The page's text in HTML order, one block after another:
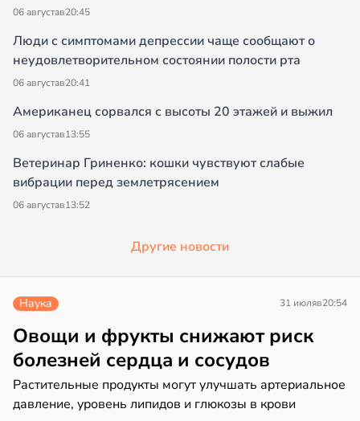
06 августав20:45
Люди с симптомами депрессии чаще сообщают о
неудовлетворительном состоянии полости рта
06 августав20:41
Американец сорвался с высоты 20 этажей и выжил
06 августав13:55
Ветеринар Гриненко: кошки чувствуют слабые
вибрации перед землетрясением
06 августав13:52
Другие новости
Наука 31 июляв20:54
Овощи и фрукты снижают риск
болезней сердца и сосудов
Растительные продукты могут улучшать артериальное
давление, уровень липидов и глюкозы в крови